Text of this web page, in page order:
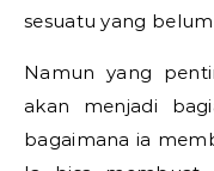
sesuatu yang
Namun yang
akan menjadi
bagaimana ia